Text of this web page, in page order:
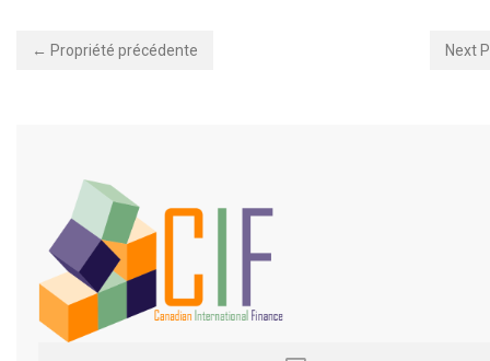
← Propriété précédente Next